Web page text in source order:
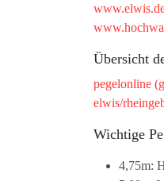
Übersicht
pegelonline
elwis/
Wichtige
4,75m: